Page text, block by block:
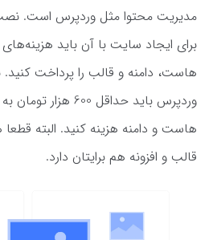
مدیریت محتوا مثل وردپرس است.
برای ایجاد سایت با آن باید
هاست، دامنه و قالب را پرداخت
وردپرس باید حداقل
هاست و دامنه هزینه کنید. البته
قالب و افزونه هم برایتان دارد.